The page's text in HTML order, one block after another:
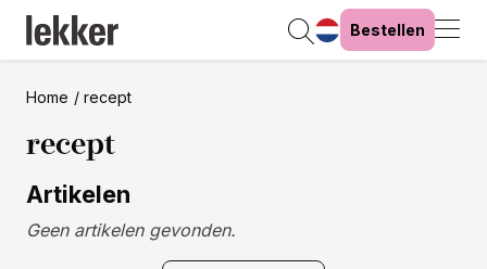
Bestellen
Home recept
recept
Artikelen
Geen artikelen gevonden.